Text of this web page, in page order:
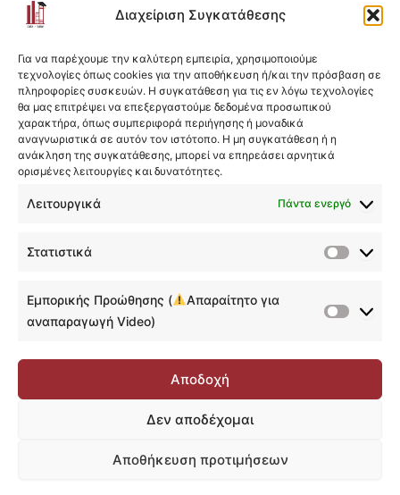
Διαχείριση Συγκατάθεσης
Για να παρέχουμε την καλύτερη εμπειρία, χρησιμοποιούμε
τεχνολογίες όπως cookies για την αποθήκευση ή/και την πρόσβαση σε
πληροφορίες συσκευών. Η συγκατάθεση για τις εν λόγω τεχνολογίες
θα μας επιτρέψει να επεξεργαστούμε δεδομένα προσωπικού
χαρακτήρα, όπως συμπεριφορά περιήγησης ή μοναδικά
αναγνωριστικά σε αυτόν τον ιστότοπο. Η μη συγκατάθεση ή η
ανάκληση της συγκατάθεσης, μπορεί να επηρεάσει αρνητικά
ορισμένες λειτουργίες και δυνατότητες.
Λειτουργικά Πάντα ενεργό
Στατιστικά
Εμπορικής Προώθησης (
Απαραίτητο για
αναπαραγωγή Video)
Αποδοχή
Δεν αποδέχομαι
Αποθήκευση προτιμήσεων
Email*
Με την επιλογή αυτή, αποδέχομαι την
της Data Tutor, καθώς και επιθυμώ να
λαμβάνω εκπαιδευτικές συμβουλές, νέα,
εκδηλώσεις και προσφορές. Μπορείτε
απεγγραφή από σχετική αλληλογραφία.